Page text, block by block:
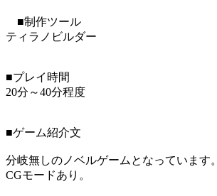
■制作ツール
ティラノビルダー
■プレイ時間
20分～40分程度
■ゲーム紹介文
分岐無しのノベルゲームとなっています。
CGモードあり。